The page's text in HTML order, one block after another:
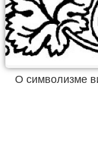
О символизме